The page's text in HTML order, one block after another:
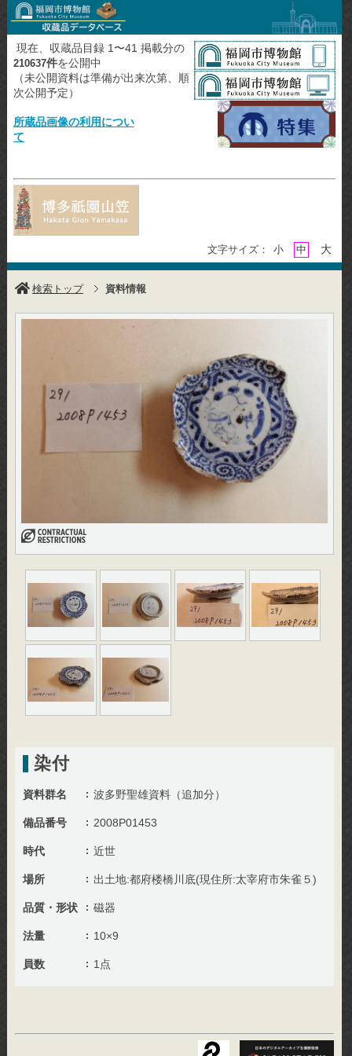
現在、収蔵品目録 1〜41 掲載分の
210637件を公開中
（未公開資料は準備が出来次第、順
次公開予定）
所蔵品画像の利用につい
て
文字サイズ： 小 中 大
検索トップ 資料情報
染付
資料群名 波多野聖雄資料（追加分）
備品番号 2008P01453
時代 近世
場所 出土地:都府楼橋川底(現住所:太宰府市朱雀５)
品質・形状 磁器
法量 10×9
員数 1点